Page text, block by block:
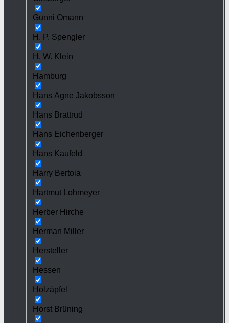
Gunni Omann
H. P. Spengler
H. W. Klein
Hamburg
Hans Agne Jakobsson
Hans Brattrud
Hans Eichenberger
Hans Kaufeld
Harry Bertoia
Hartmut Lohmeyer
Herber Hirche
Herman Miller
Hersteller
Hessen
Holzäpfel
Horst Brüning